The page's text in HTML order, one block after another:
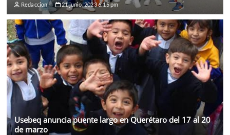
Redaccion 21 junio, 2023 6:15 pm
Usebeq anuncia puente largo en Querétaro del 17 al 20
de marzo